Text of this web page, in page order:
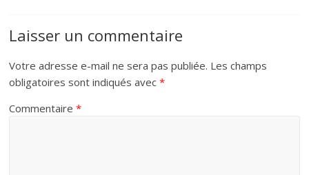
Laisser un commentaire
Votre adresse e-mail ne sera pas publiée. Les champs
obligatoires sont indiqués avec*
Commentaire*